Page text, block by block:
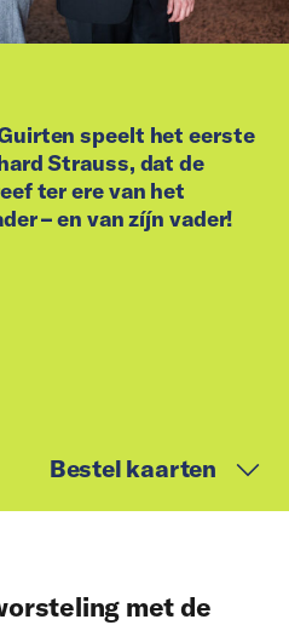
speelt het eerste
Strauss, dat de
ter ere van het
– en van zíjn vader!
Bestel kaarten
met de